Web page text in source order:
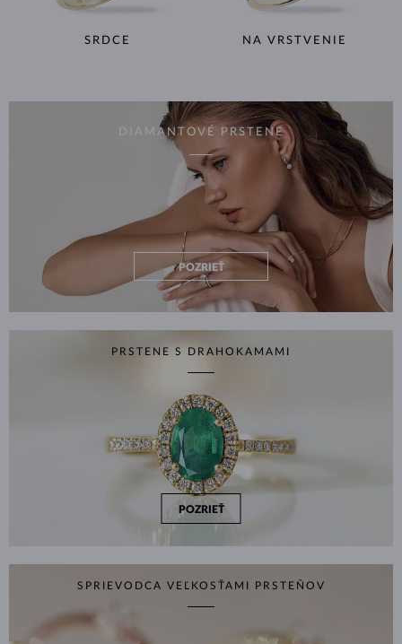
SRDCE NA VRSTVENIE
DIAMANTOVÉ PRSTENE
POZRIEŤ
PRSTENE S DRAHOKAMAMI
POZRIEŤ
SPRIEVODCA VEĽKOSŤAMI PRSTEŇOV